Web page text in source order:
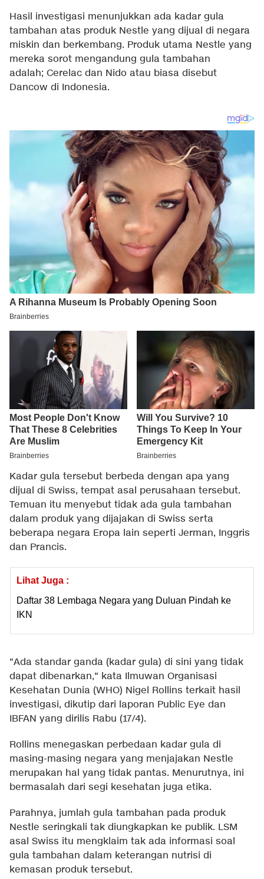
Hasil investigasi menunjukkan ada kadar gula
tambahan atas produk Nestle yang dijual di negara
miskin dan berkembang. Produk utama Nestle yang
mereka sorot mengandung gula tambahan
adalah; Cerelac dan Nido atau biasa disebut
Dancow di Indonesia.
Kadar gula tersebut berbeda dengan apa yang
dijual di Swiss, tempat asal perusahaan tersebut.
Temuan itu menyebut tidak ada gula tambahan
dalam produk yang dijajakan di Swiss serta
beberapa negara Eropa lain seperti Jerman, Inggris
dan Prancis.
Lihat Juga :
Daftar 38 Lembaga Negara yang Duluan Pindah ke
IKN
"Ada standar ganda (kadar gula) di sini yang tidak
dapat dibenarkan," kata Ilmuwan Organisasi
Kesehatan Dunia (WHO) Nigel Rollins terkait hasil
investigasi, dikutip dari laporan Public Eye dan
IBFAN yang dirilis Rabu (17/4).
Rollins menegaskan perbedaan kadar gula di
masing-masing negara yang menjajakan Nestle
merupakan hal yang tidak pantas. Menurutnya, ini
bermasalah dari segi kesehatan juga etika.
Parahnya, jumlah gula tambahan pada produk
Nestle seringkali tak diungkapkan ke publik. LSM
asal Swiss itu mengklaim tak ada informasi soal
gula tambahan dalam keterangan nutrisi di
kemasan produk tersebut.